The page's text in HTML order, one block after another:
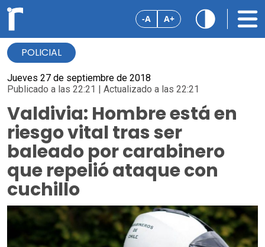
-A A+
POLICIAL
Jueves 27 de septiembre de 2018
Publicado a las 22:21 | Actualizado a las 22:21
Valdivia: Hombre está en
riesgo vital tras ser
baleado por carabinero
que repelió ataque con
cuchillo